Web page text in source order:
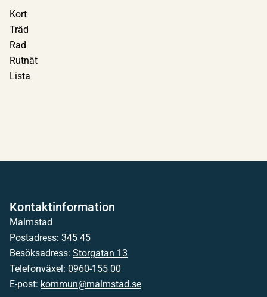
Kort
Träd
Rad
Rutnät
Lista
Kontaktinformation
Malmstad
Postadress: 345 45
Besöksadress: Storgatan 13
Telefonväxel: 0960-155 00
E-post: kommun@malmstad.se